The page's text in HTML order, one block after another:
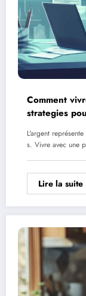
Comment
strategies
L'argent
s. Vivre avec une
Lire la suite